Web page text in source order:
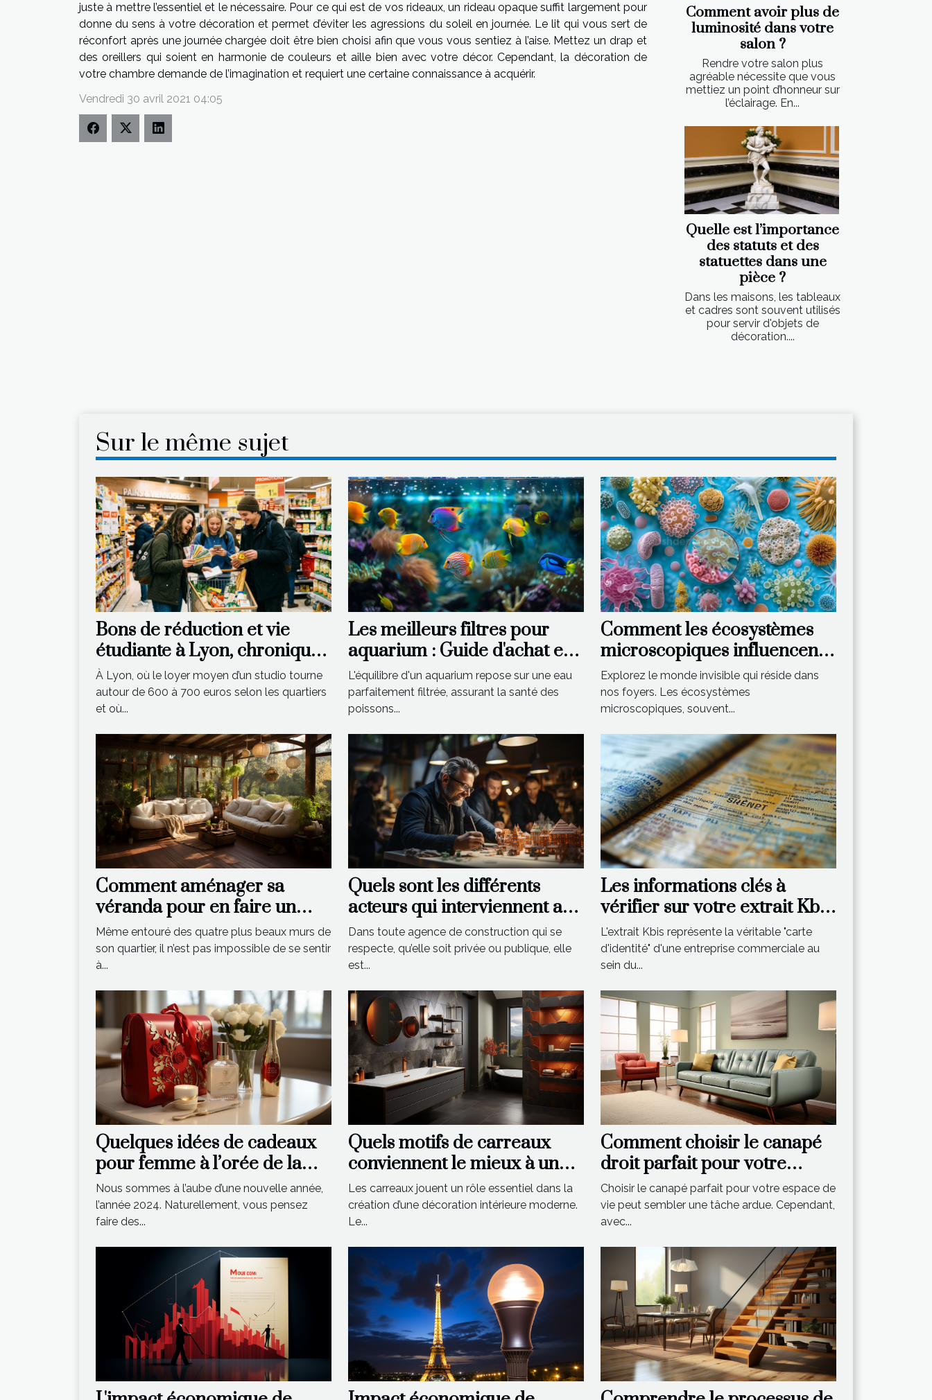
juste à mettre l’essentiel et le nécessaire. Pour ce qui est de vos rideaux, un rideau opaque suffit largement pour
donne du sens à votre décoration et permet d’éviter les agressions du soleil en journée. Le lit qui vous sert de
réconfort après une journée chargée doit être bien choisi afin que vous vous sentiez à l’aise. Mettez un drap et
des oreillers qui soient en harmonie de couleurs et aille bien avec votre décor. Cependant, la décoration de
votre chambre demande de l’imagination et requiert une certaine connaissance à acquérir.
Vendredi 30 avril 2021 04:05
Comment avoir plus de
luminosité dans votre
salon ?
Rendre votre salon plus
agréable nécessite que vous
mettiez un point d’honneur sur
l’éclairage. En...
Quelle est l’importance
des statuts et des
statuettes dans une
pièce ?
Dans les maisons, les tableaux
et cadres sont souvent utilisés
pour servir d'objets de
décoration....
Sur le même sujet
Bons de réduction et vie
étudiante à Lyon, chronique
d’une économie astucieuse
À Lyon, où le loyer moyen d’un studio tourne
autour de 600 à 700 euros selon les quartiers
et où...
Les meilleurs filtres pour
aquarium : Guide d'achat et
conseils
L'équilibre d'un aquarium repose sur une eau
parfaitement filtrée, assurant la santé des
poissons...
Comment les écosystèmes
microscopiques influencent-
ils notre environnement
domestique ?
Explorez le monde invisible qui réside dans
nos foyers. Les écosystèmes
microscopiques, souvent...
Comment aménager sa
véranda pour en faire un
espace de vie relaxant ?
Même entouré des quatre plus beaux murs de
son quartier, il n’est pas impossible de se sentir
à...
Quels sont les différents
acteurs qui interviennent au
sein d’une agence de
construction ?
Dans toute agence de construction qui se
respecte, qu’elle soit privée ou publique, elle
est...
Les informations clés à
vérifier sur votre extrait Kbis
récent
L'extrait Kbis représente la véritable "carte
d'identité" d'une entreprise commerciale au
sein du...
Quelques idées de cadeaux
pour femme à l’orée de la
nouvelle année
Nous sommes à l’aube d’une nouvelle année,
l’année 2024. Naturellement, vous pensez
faire des...
Quels motifs de carreaux
conviennent le mieux à une
décoration intérieure
moderne ?
Les carreaux jouent un rôle essentiel dans la
création d’une décoration intérieure moderne.
Le...
Comment choisir le canapé
droit parfait pour votre
espace de vie
Choisir le canapé parfait pour votre espace de
vie peut sembler une tâche ardue. Cependant,
avec...